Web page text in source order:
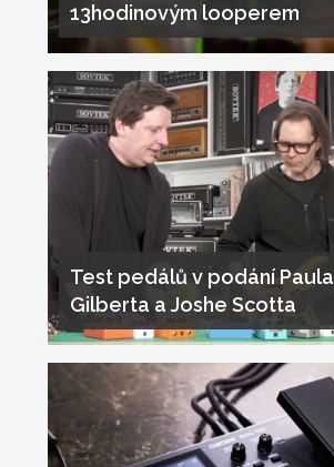
13hodinovým looperem
Test pedálů v podání Paula
Gilberta a Joshe Scotta